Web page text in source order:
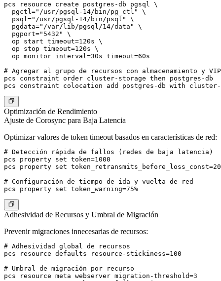
pcs resource create postgres-db pgsql \
  pgctl="/usr/pgsql-14/bin/pg_ctl" \
  psql="/usr/pgsql-14/bin/psql" \
  pgdata="/var/lib/pgsql/14/data" \
  pgport="5432" \
  op start timeout=120s \
  op stop timeout=120s \
  op monitor interval=30s timeout=60s
# Agregar al grupo de recursos con almacenamiento y VIP
pcs constraint order cluster-storage then postgres-db
Optimización de Rendimiento
Ajuste de Corosync para Baja Latencia
Optimizar valores de token timeout basados en características de red:
# Detección rápida de fallos (redes de baja latencia)
pcs property set token=1000
pcs property set token_retransmits_before_loss_const=20
# Configuración de tiempo de ida y vuelta de red
Adhesividad de Recursos y Umbral de Migración
Prevenir migraciones innecesarias de recursos:
# Adhesividad global de recursos
pcs resource defaults resource-stickiness=100
# Umbral de migración por recurso
pcs resource meta webserver migration-threshold=3